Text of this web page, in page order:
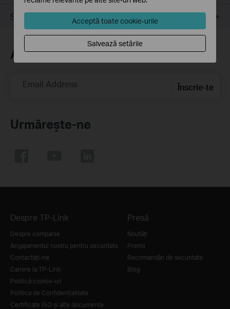
Suport Tehnic
Abonează-te
Email Address Înscrie-te
Urmărește-ne
Despre TP-Link
Despre companie
Angajamentul nostru pentru securitate
Contactați-ne
Cariere la TP-Link
Politică cookie-uri
Politica de Confidențialitate
Certificate ISO și alte documente
Presă
Noutăţi
Premii
Recomandări de securitate
Blog
Acceptă toate cookie-urile
Salvează setările